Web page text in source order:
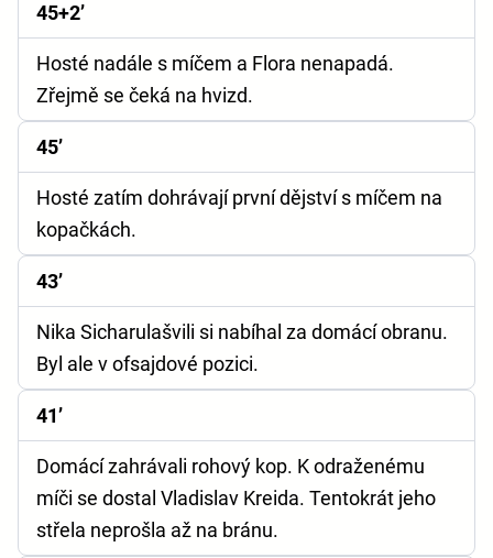
45+2’
Hosté nadále s míčem a Flora nenapadá.
Zřejmě se čeká na hvizd.
45’
Hosté zatím dohrávají první dějství s míčem na
kopačkách.
43’
Nika Sicharulašvili si nabíhal za domácí obranu.
Byl ale v ofsajdové pozici.
41’
Domácí zahrávali rohový kop. K odraženému
míči se dostal Vladislav Kreida. Tentokrát jeho
střela neprošla až na bránu.